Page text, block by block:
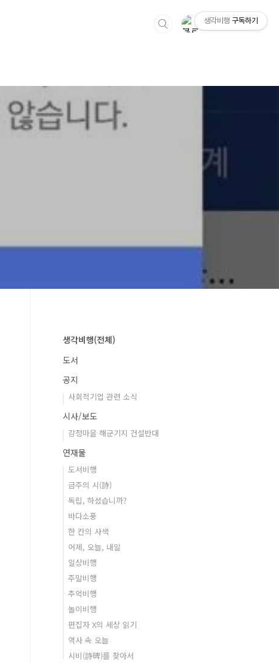
생각비행(전체)
도서
공지
사회적기업 관련 소식
시사/보도
강정마을 해군기지 건설반대
연재물
도서비행
금주의 시(詩)
독립, 하셨습니까?
바다소풍
한 칸의 사색
어제, 오늘, 내일
일상비행
주말비행
추억비행
놀이비행
편집자 X의 세상 읽기
역사 속 오늘
시비(詩碑)를 찾아서
생각비행 구독하기